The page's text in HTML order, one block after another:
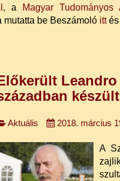
, a
Magyar Tudományos
be Beszámoló ittés
Aktuális 2018. március
A